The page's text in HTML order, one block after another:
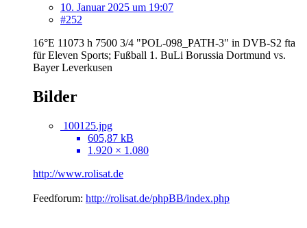
10. Januar 2025 um 19:07
#252
16°E 11073 h 7500 3/4 "POL-098_PATH-3" in DVB-S2 fta
für Eleven Sports; Fußball 1. BuLi Borussia Dortmund vs.
Bayer Leverkusen
Bilder
100125.jpg
605,87 kB
1.920 × 1.080
http://www.rolisat.de
Feedforum: http://rolisat.de/phpBB/index.php